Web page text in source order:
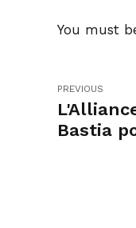
You must
PREVIOUS
Bastia